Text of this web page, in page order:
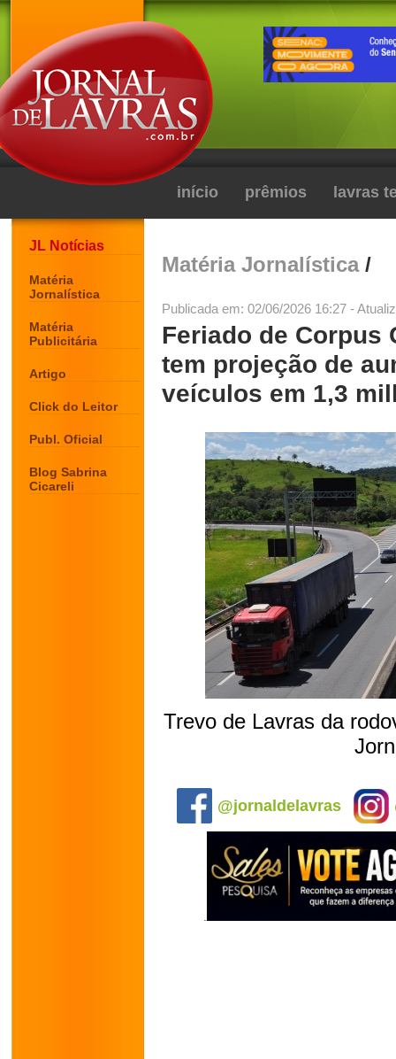
início prêmios lavras
JL Notícias
Matéria
Jornalística
Matéria
Publicitária
Artigo
Click do Leitor
Publ. Oficial
Blog Sabrina
Cicareli
Matéria Jornalística/
Publicada em: 02/06/2026 16:27 -
Feriado de Corpus
tem projeção de
veículos em 1,3
Trevo de Lavras da
@jornaldelavras